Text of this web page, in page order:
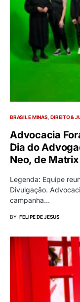
BRASIL E MINAS DIREITO &
Advocacia
Dia do
Neo, de Matrix
Legenda: Equipe
Divulgação.
campanha…
BY FELIPE DE JESUS